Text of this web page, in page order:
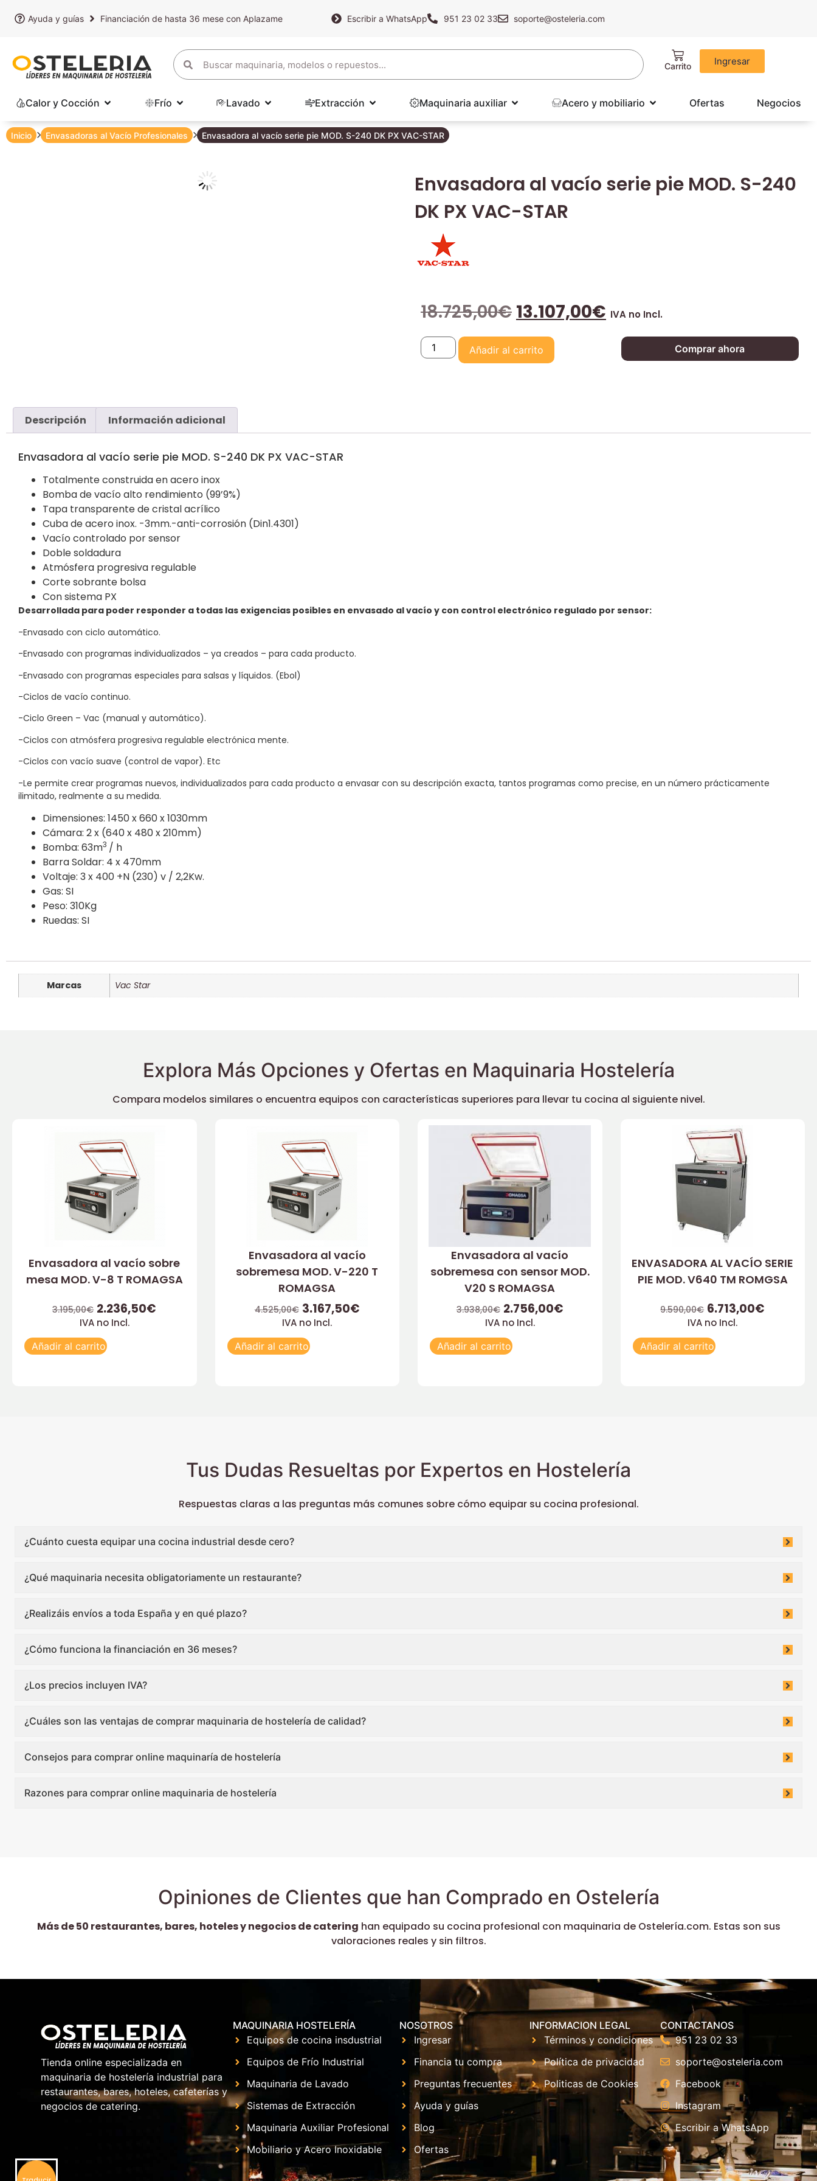
Ayuda y guías Financiación de hasta 36 mese con Aplazame Escribir a WhatsApp 951 23 02 33 soporte@osteleria.com
Ingresar
Calor y Cocción Frío Lavado Extracción Maquinaria auxiliar Acero y mobiliario Ofertas Negocios
Inicio Envasadoras al Vacío Profesionales Envasadora al vacío serie pie MOD. S-240 DK PX VAC-STAR
Envasadora al vacío serie pie MOD. S-240
DK PX VAC-STAR
18.725,00€ 13.107,00€ IVA no Incl.
Añadir al carrito Comprar ahora
Descripción Información adicional
Envasadora al vacío serie pie MOD. S-240 DK PX VAC-STAR
Totalmente construida en acero inox
Bomba de vacío alto rendimiento (99’9%)
Tapa transparente de cristal acrílico
Cuba de acero inox. -3mm.-anti-corrosión (Din1.4301)
Vacío controlado por sensor
Doble soldadura
Atmósfera progresiva regulable
Corte sobrante bolsa
Con sistema PX
Desarrollada para poder responder a todas las exigencias posibles en envasado al vacío y con control electrónico regulado por sensor:
-Envasado con ciclo automático.
-Envasado con programas individualizados – ya creados – para cada producto.
-Envasado con programas especiales para salsas y líquidos. (Ebol)
-Ciclos de vacío continuo.
-Ciclo Green – Vac (manual y automático).
-Ciclos con atmósfera progresiva regulable electrónica mente.
-Ciclos con vacío suave (control de vapor). Etc
-Le permite crear programas nuevos, individualizados para cada producto a envasar con su descripción exacta, tantos programas como precise, en un número prácticamente
ilimitado, realmente a su medida.
Dimensiones: 1450 x 660 x 1030mm
Cámara: 2 x (640 x 480 x 210mm)
Bomba: 63m3 / h
Barra Soldar: 4 x 470mm
Voltaje: 3 x 400 +N (230) v / 2,2Kw.
Gas: SI
Peso: 310Kg
Ruedas: SI
Marcas Vac Star
Explora Más Opciones y Ofertas en Maquinaria Hostelería
Compara modelos similares o encuentra equipos con características superiores para llevar tu cocina al siguiente nivel.
Envasadora al vacío sobre
mesa MOD. V-8 T ROMAGSA
3.195,00€ 2.236,50€
IVA no Incl.
Añadir al carrito
Envasadora al vacío
sobremesa MOD. V-220 T
ROMAGSA
4.525,00€ 3.167,50€
IVA no Incl.
Añadir al carrito
Envasadora al vacío
sobremesa con sensor MOD.
V20 S ROMAGSA
3.938,00€ 2.756,00€
IVA no Incl.
Añadir al carrito
ENVASADORA AL VACÍO SERIE
PIE MOD. V640 TM ROMGSA
9.590,00€ 6.713,00€
IVA no Incl.
Añadir al carrito
Tus Dudas Resueltas por Expertos en Hostelería
Respuestas claras a las preguntas más comunes sobre cómo equipar su cocina profesional.
¿Cuánto cuesta equipar una cocina industrial desde cero?
¿Qué maquinaria necesita obligatoriamente un restaurante?
¿Realizáis envíos a toda España y en qué plazo?
¿Cómo funciona la financiación en 36 meses?
¿Los precios incluyen IVA?
¿Cuáles son las ventajas de comprar maquinaria de hostelería de calidad?
Consejos para comprar online maquinaría de hostelería
Razones para comprar online maquinaria de hostelería
Opiniones de Clientes que han Comprado en Ostelería
Más de 50 restaurantes, bares, hoteles y negocios de catering han equipado su cocina profesional con maquinaria de Ostelería.com. Estas son sus
valoraciones reales y sin filtros.
Tienda online especializada en
maquinaria de hostelería industrial para
restaurantes, bares, hoteles, cafeterías y
negocios de catering.
MAQUINARIA HOSTELERÍA
Equipos de cocina insdustrial
Equipos de Frío Industrial
Maquinaria de Lavado
Sistemas de Extracción
Maquinaria Auxiliar Profesional
Mobiliario y Acero Inoxidable
NOSOTROS
Ingresar
Financia tu compra
Preguntas frecuentes
Ayuda y guías
Blog
Ofertas
INFORMACION LEGAL
Términos y condiciones
Política de privacidad
Politicas de Cookies
CONTACTANOS
951 23 02 33
soporte@osteleria.com
Facebook
Instagram
Escribir a WhatsApp